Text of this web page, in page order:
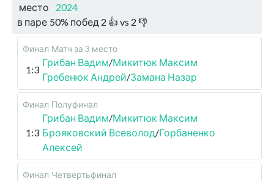
место
2024
в паре 50% побед 2 👍 vs 2 👎
Финал Матч за 3 место
1:3
Грибан Вадим/Микитюк Максим
Гребенюк Андрей/Замана Назар
Финал Полуфинал
1:3
Грибан Вадим/Микитюк Максим
Брояковский Всеволод/Горбаненко
Алексей
Финал Четвертьфинал